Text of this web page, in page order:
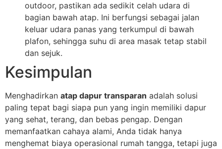
outdoor, pastikan ada sedikit celah udara di
bagian bawah atap. Ini berfungsi sebagai jalan
keluar udara panas yang terkumpul di bawah
plafon, sehingga suhu di area masak tetap stabil
dan sejuk.
Kesimpulan
Menghadirkan atap dapur transparan adalah solusi
paling tepat bagi siapa pun yang ingin memiliki dapur
yang sehat, terang, dan bebas pengap. Dengan
memanfaatkan cahaya alami, Anda tidak hanya
menghemat biaya operasional rumah tangga, tetapi juga